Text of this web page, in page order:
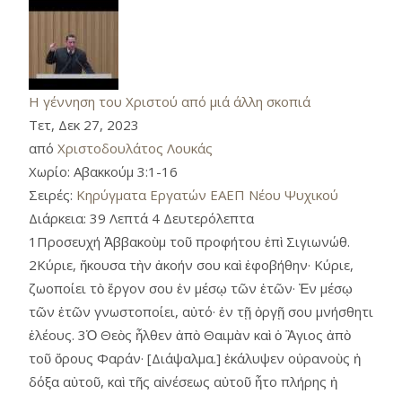
Η γέννηση του Χριστού από μιά άλλη σκοπιά
Τετ, Δεκ 27, 2023
από Χριστοδουλάτος Λουκάς
Χωρίο: Αβακκούμ 3:1-16
Σειρές: Κηρύγματα Εργατών ΕΑΕΠ Νέου Ψυχικού
Διάρκεια: 39 Λεπτά 4 Δευτερόλεπτα
1Προσευχή Ἀββακοὺμ τοῦ προφήτου ἐπὶ Σιγιωνώθ.
2Κύριε, ἤκουσα τὴν ἀκοήν σου καὶ ἐφοβήθην· Κύριε,
ζωοποίει τὸ ἔργον σου ἐν μέσῳ τῶν ἐτῶν· Ἐν μέσῳ
τῶν ἐτῶν γνωστοποίει, αὐτό· ἐν τῇ ὀργῇ σου μνήσθητι
ἐλέους. 3Ὁ Θεὸς ἦλθεν ἀπὸ Θαιμὰν καὶ ὁ Ἃγιος ἀπὸ
τοῦ ὄρους Φαράν· [Διάψαλμα.] ἐκάλυψεν οὐρανοὺς ἡ
δόξα αὐτοῦ, καὶ τῆς αἰνέσεως αὐτοῦ ἦτο πλήρης ἡ